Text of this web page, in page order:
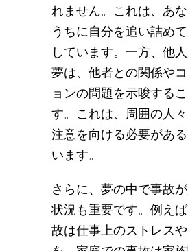
れません。これは、あ
うちに自分を追い詰め
しています。一方、他
夢は、他者との関係や
ョンの問題を示唆する
す。これは、周囲の人
注意を向ける必要があ
います。
さらに、夢の中で事故
状況も重要です。例え
故は仕事上のストレス